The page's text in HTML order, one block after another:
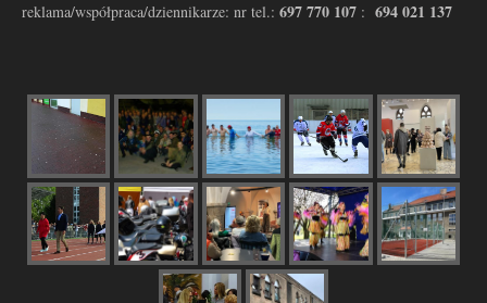
reklama/współpraca/dziennikarze: nr tel.: 697 770 107 : 694 021 137